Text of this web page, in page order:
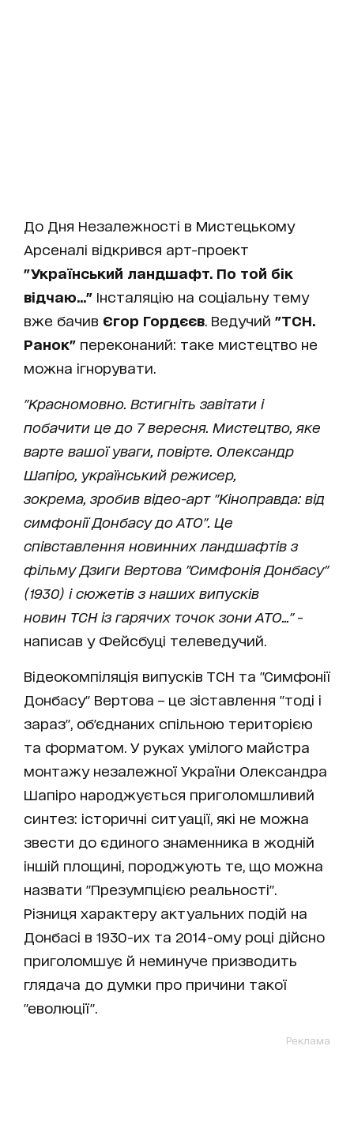
До Дня Незалежності в Мистецькому
Арсеналі відкрився арт-проект
"Український ландшафт. По той бік
відчаю..." Інсталяцію на соціальну тему
вже бачив Єгор Гордєєв . Ведучий "ТСН.
Ранок" переконаний: таке мистецтво не
можна ігнорувати.
"Красномовно. Встигніть завітати і
побачити це до 7 вересня. Мистецтво, яке
варте вашої уваги, повірте. Олександр
Шапіро, український режисер,
зокрема, зробив відео-арт "Кіноправда: від
симфонії Донбасу до АТО". Це
співставлення новинних ландшафтів з
фільму Дзиги Вертова "Симфонія Донбасу"
(1930) і сюжетів з наших випусків
новин ТСН із гарячих точок зони АТО..."-
написав у Фейсбуці телеведучий.
Відеокомпіляція випусків ТСН та "Симфонії
Донбасу" Вертова – це зіставлення "тоді і
зараз", об'єднаних спільною територією
та форматом. У руках умілого майстра
монтажу незалежної України Олександра
Шапіро народжується приголомшливий
синтез: історичні ситуації, які не можна
звести до єдиного знаменника в жодній
іншій площині, породжують те, що можна
назвати "Презумпцією реальності".
Різниця характеру актуальних подій на
Донбасі в 1930-их та 2014-ому році дійсно
приголомшує й неминуче призводить
глядача до думки про причини такої
"еволюції".
Реклама